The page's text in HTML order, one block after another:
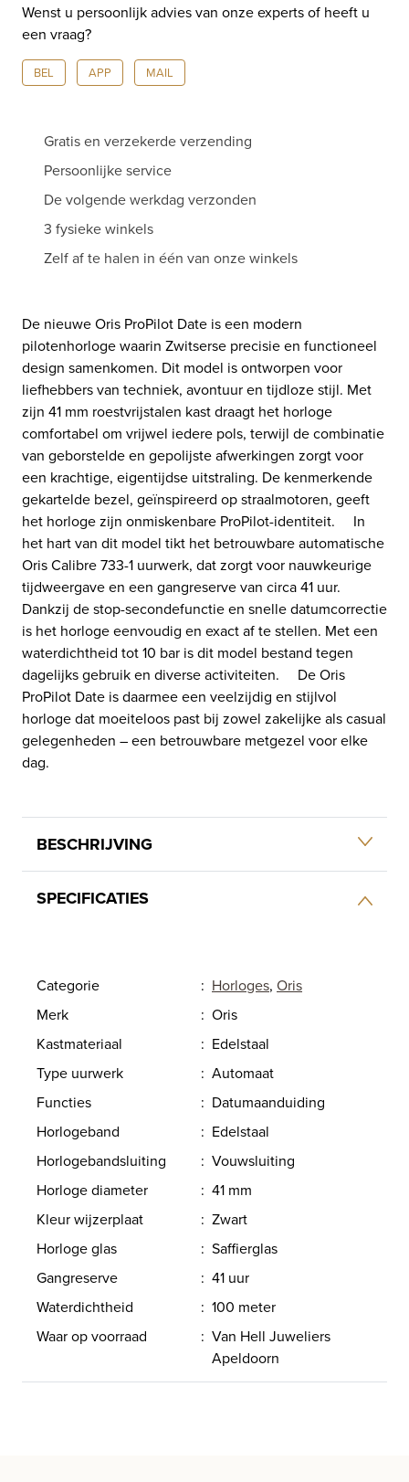
4164-
07
8
20
Wenst u persoonlijk advies van onze experts of heeft u
een vraag?
BEL APP MAIL
Gratis en verzekerde verzending
Persoonlijke service
De volgende werkdag verzonden
3 fysieke winkels
Zelf af te halen in één van onze winkels
De nieuwe Oris ProPilot Date is een modern
pilotenhorloge waarin Zwitserse precisie en functioneel
design samenkomen. Dit model is ontworpen voor
liefhebbers van techniek, avontuur en tijdloze stijl. Met
zijn 41 mm roestvrijstalen kast draagt het horloge
comfortabel om vrijwel iedere pols, terwijl de combinatie
van geborstelde en gepolijste afwerkingen zorgt voor
een krachtige, eigentijdse uitstraling. De kenmerkende
gekartelde bezel, geïnspireerd op straalmotoren, geeft
het horloge zijn onmiskenbare ProPilot-identiteit. In
het hart van dit model tikt het betrouwbare automatische
Oris Calibre 733-1 uurwerk, dat zorgt voor nauwkeurige
tijdweergave en een gangreserve van circa 41 uur.
Dankzij de stop-secondefunctie en snelle datumcorrectie
is het horloge eenvoudig en exact af te stellen. Met een
waterdichtheid tot 10 bar is dit model bestand tegen
dagelijks gebruik en diverse activiteiten. De Oris
ProPilot Date is daarmee een veelzijdig en stijlvol
horloge dat moeiteloos past bij zowel zakelijke als casual
gelegenheden – een betrouwbare metgezel voor elke
dag.
BESCHRIJVING
SPECIFICATIES
Categorie : Horloges, Oris
Merk
: Oris
Kastmateriaal
: Edelstaal
Type uurwerk
: Automaat
Functies
: Datumaanduiding
Horlogeband
: Edelstaal
Horlogebandsluiting
: Vouwsluiting
Horloge diameter
: 41 mm
Kleur wijzerplaat
: Zwart
Horloge glas
: Saffierglas
Gangreserve
: 41 uur
Waterdichtheid
: 100 meter
Waar op voorraad
: Van Hell Juweliers
Apeldoorn